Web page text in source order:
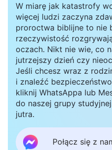
Duchowi Bożemu oraz
wydał rozsądny osąd w
czynili, a także określił
bluźnierstwa przeciwko
grzech jest
w świecie przyszłym,
fragmentu Pisma:
przebaczone”, a także
W miarę jak katastrofy
więcej ludzi zaczyna
proroctwa biblijne to nie
rzeczywistość
oczach. Nikt nie wie, co
jutrzejszy dzień czy
Jeśli chcesz wraz z
i znaleźć
kliknij WhatsAppa lub
do naszej grupy
jutra.
Połącz się z